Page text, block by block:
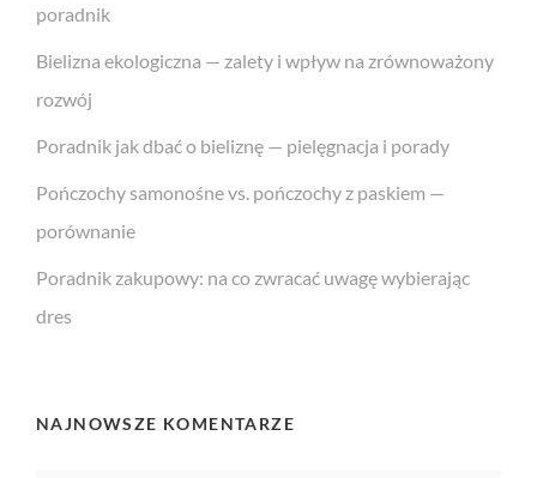
poradnik
Bielizna ekologiczna — zalety i wpływ na zrównoważony
rozwój
Poradnik jak dbać o bieliznę — pielęgnacja i porady
Pończochy samonośne vs. pończochy z paskiem —
porównanie
Poradnik zakupowy: na co zwracać uwagę wybierając
dres
NAJNOWSZE KOMENTARZE